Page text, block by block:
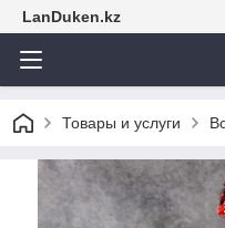
LanDuken.kz
Товары и услуги